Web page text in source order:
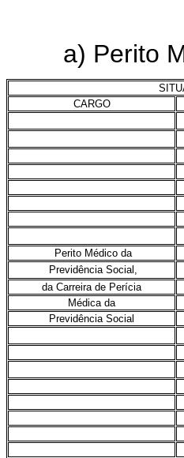
a) Perito
CARGO
Perito Médico da
Previdência Social,
da Carreira de Perícia
Médica da
Previdência Social